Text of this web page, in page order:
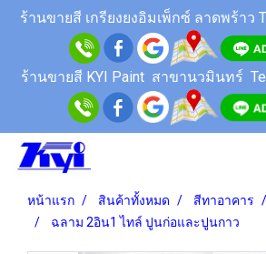
ร้านขายสี เกรียงยงอิมเพ็กซ์ ลาดพร้าว
ร้านขายสี KYI Paint สาขานวมินทร์
หน้าแรก สินค้าทั้งหมด สีทาอาคาร
ฉลาม 2อิน1 ไทล์ ปูนก่อและปูนกาว